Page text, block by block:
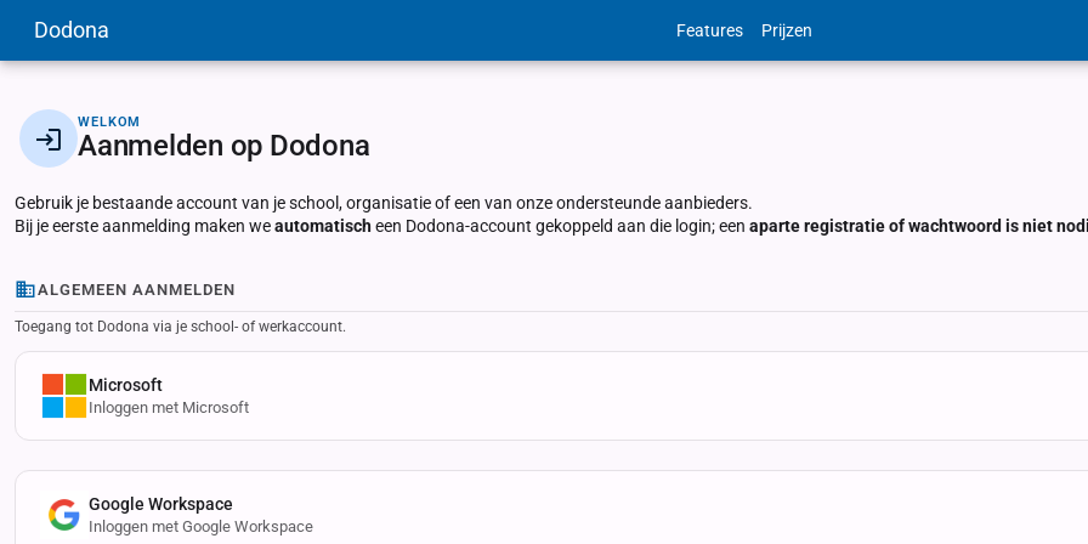
Dodona Features Prijzen
WELKOM
Aanmelden op Dodona
Gebruik je bestaande account van je school, organisatie of een van onze ondersteunde aanbieders.
Bij je eerste aanmelding maken weautomatischeen Dodona-account gekoppeld aan die login; een aparte registratie of wachtwoord is niet
ALGEMEEN AANMELDEN
Toegang tot Dodona via je school- of werkaccount.
Microsoft
Inloggen met Microsoft
Google Workspace
Inloggen met Google Workspace